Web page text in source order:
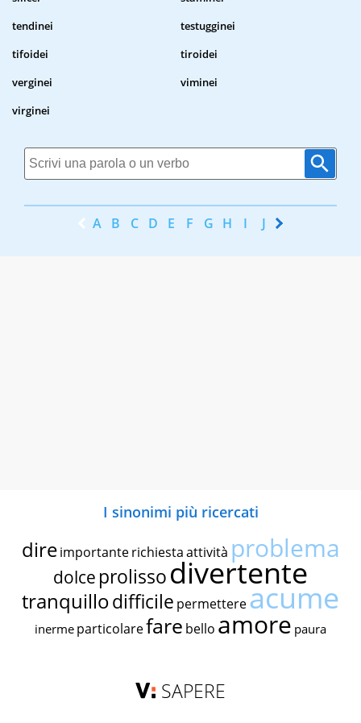
tendinei
testugginei
tifoidei
tiroidei
verginei
viminei
virginei
A B C D E F G H I J K
I sinonimi più ricercati
dire importante richiestaattività problema
dolce prolissodivertente
tranquillodifficile permettereacume
inerme particolarefare bello amore paura
SAPERE